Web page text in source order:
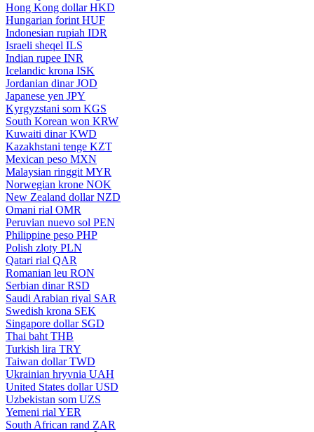
Hong Kong dollar HKD
Hungarian forint HUF
Indonesian rupiah IDR
Israeli sheqel ILS
Indian rupee INR
Icelandic krona ISK
Jordanian dinar JOD
Japanese yen JPY
Kyrgyzstani som KGS
South Korean won KRW
Kuwaiti dinar KWD
Kazakhstani tenge KZT
Mexican peso MXN
Malaysian ringgit MYR
Norwegian krone NOK
New Zealand dollar NZD
Omani rial OMR
Peruvian nuevo sol PEN
Philippine peso PHP
Polish zloty PLN
Qatari rial QAR
Romanian leu RON
Serbian dinar RSD
Saudi Arabian riyal SAR
Swedish krona SEK
Singapore dollar SGD
Thai baht THB
Turkish lira TRY
Taiwan dollar TWD
Ukrainian hryvnia UAH
United States dollar USD
Uzbekistan som UZS
Yemeni rial YER
South African rand ZAR